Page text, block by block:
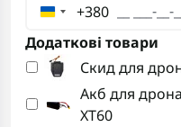
+380
Додаткові товари
Скид для
Акб для
XT60